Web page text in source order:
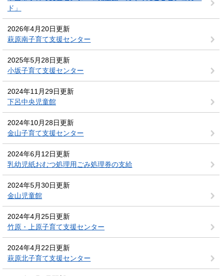
ド」
2026年4月20日更新
萩原南子育て支援センター
2025年5月28日更新
小坂子育て支援センター
2024年11月29日更新
下呂中央児童館
2024年10月28日更新
金山子育て支援センター
2024年6月12日更新
乳幼児紙おむつ処理用ごみ処理券の支給
2024年5月30日更新
金山児童館
2024年4月25日更新
竹原・上原子育て支援センター
2024年4月22日更新
萩原北子育て支援センター